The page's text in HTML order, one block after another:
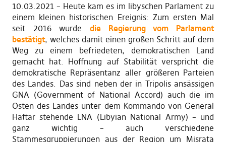
10.03.2021 – Heute kam es im libyschen Parlament zu
einem kleinen historischen Ereignis: Zum ersten Mal
seit 2016 wurde die Regierung vom Parlament
bestätigt, welches damit einen großen Schritt auf dem
Weg zu einem befriedeten, demokratischen Land
gemacht hat. Hoffnung auf Stabilität verspricht die
demokratische Repräsentanz aller größeren Parteien
des Landes. Das sind neben der in Tripolis ansässigen
GNA (Government of National Accord) auch die im
Osten des Landes unter dem Kommando von General
Haftar stehende LNA (Libyian National Army) – und
ganz wichtig – auch verschiedene
Stammesgruppierungen aus der Region um Misrata